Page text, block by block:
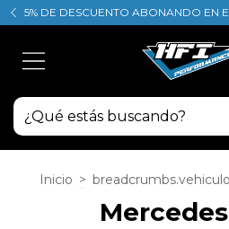
5% DE DESCUENTO ABONANDO EN
Inicio >